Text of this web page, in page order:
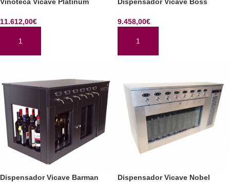
Vinoteca Vicave Platinum
11.612,00€
AÑADIR AL CARRITO
Dispensador Vicave Boss
9.458,00€
AÑADIR AL CARRITO
Dispensador Vicave Barman Dispensador Vicave Nobel